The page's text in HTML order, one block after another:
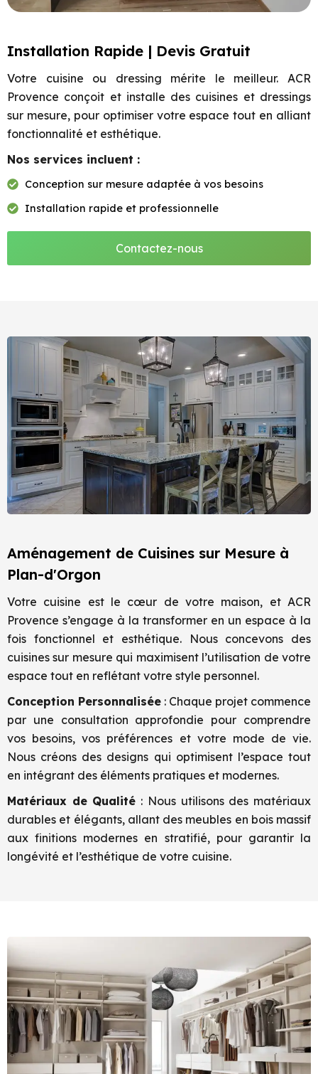
Installation Rapide | Devis Gratuit
Votre cuisine ou dressing mérite le meilleur. ACR
Provence conçoit et installe des cuisines et dressings
sur mesure, pour optimiser votre espace tout en alliant
fonctionnalité et esthétique.
Nos services incluent :
Conception sur mesure adaptée à vos besoins
Installation rapide et professionnelle
Contactez-nous
Aménagement de Cuisines sur Mesure à
Plan-d'Orgon
Votre cuisine est le cœur de votre maison, et ACR
Provence s’engage à la transformer en un espace à la
fois fonctionnel et esthétique. Nous concevons des
cuisines sur mesure qui maximisent l’utilisation de votre
espace tout en reflétant votre style personnel.
Conception Personnalisée : Chaque projet commence
par une consultation approfondie pour comprendre
vos besoins, vos préférences et votre mode de vie.
Nous créons des designs qui optimisent l’espace tout
en intégrant des éléments pratiques et modernes.
Matériaux de Qualité : Nous utilisons des matériaux
durables et élégants, allant des meubles en bois massif
aux finitions modernes en stratifié, pour garantir la
longévité et l’esthétique de votre cuisine.